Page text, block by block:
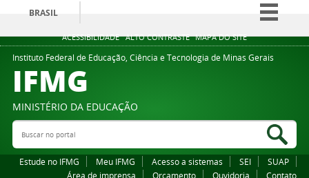
ACESSIBILIDADE ALTO CONTRASTE MAPA DO SITE
BRASIL
Simplifique!
Comunica BR
Legislação
Instituto Federal de Educação, Ciência e Tecnologia de Minas Gerais
IFMG
MINISTÉRIO DA EDUCAÇÃO
Buscar no portal
Estude no IFMG Meu IFMG Acesso a sistemas SEI
SUAP
Área de imprensa
Orcamento Ouvidoria Contato